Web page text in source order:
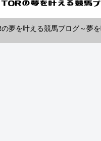
夢を叶える競馬ブログ～夢を